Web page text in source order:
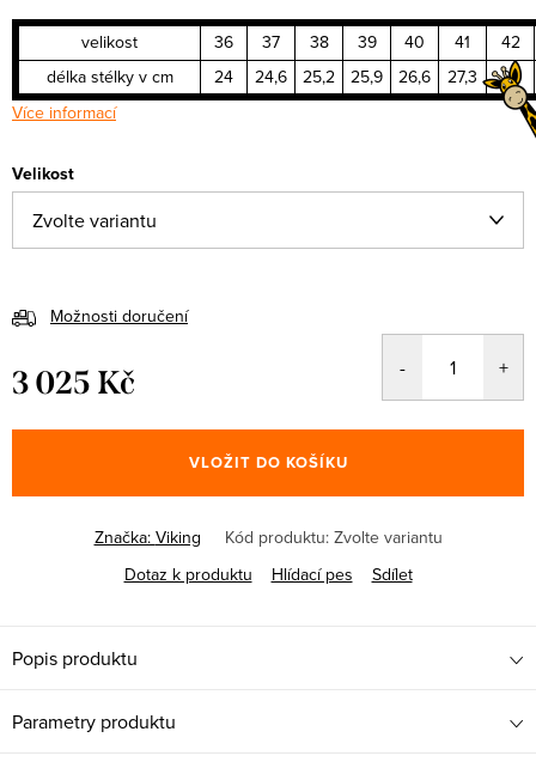
velikost 36 37 38 39 40 41
42
délka stélky v cm
24 24,6 25,2 25,9 26,6 27,3
28
Více informací
Velikost
Možnosti doručení
3 025 Kč
cena:
VLOŽIT DO KOŠÍKU
Značka: Viking Kód produktu: Zvolte variantu
Dotaz k produktu
Hlídací pes Sdílet
Popis produktu
Parametry produktu